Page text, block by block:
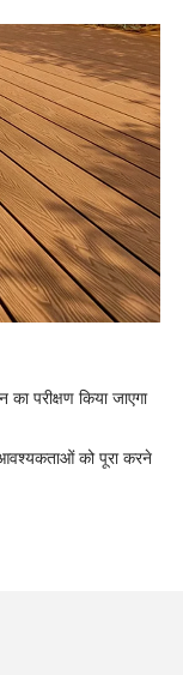
परीक्षण किया जाएगा
आवश्यकताओं को पूरा करने